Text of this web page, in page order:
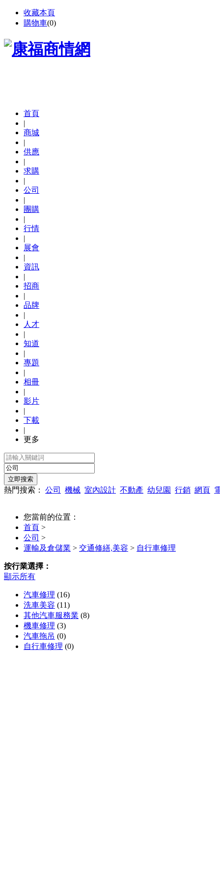
收藏本頁
購物車(0)
首頁
|
商城
|
供應
|
求購
|
公司
|
團購
|
行情
|
展會
|
資訊
|
招商
|
品牌
|
人才
|
知道
|
專題
|
相冊
|
影片
|
下載
|
更多
熱門搜索： 公司 機械 室內設計 不動產 幼兒園 行銷 網頁
您當前的位置：
首頁 >
公司 >
運輸及倉儲業 > 交通修繕,美容 > 自行車修理
按行業選擇：
顯示所有
汽車修理 (16)
洗車美容 (11)
其他汽車服務業 (8)
機車修理 (3)
汽車拖吊 (0)
自行車修理 (0)